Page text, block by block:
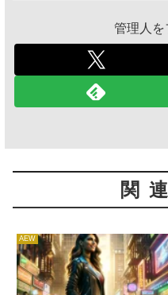
管理人を
関
AEW